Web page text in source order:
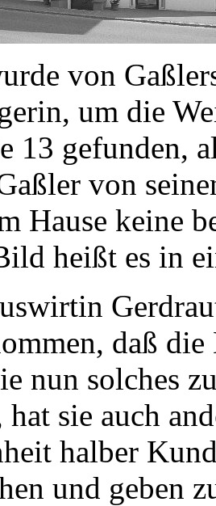
von
, um die
13 gefunden,
von
Hause keine
heißt es in
daß
nun solches
hat sie auch
halber
und geben